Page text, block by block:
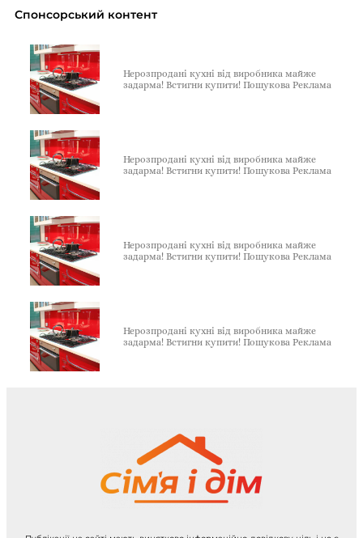
Спонсорський контент
Нерозпродані кухні від виробника майже
задарма! Встигни купити! Пошукова Реклама
Нерозпродані кухні від виробника майже
задарма! Встигни купити! Пошукова Реклама
Нерозпродані кухні від виробника майже
задарма! Встигни купити! Пошукова Реклама
Нерозпродані кухні від виробника майже
задарма! Встигни купити! Пошукова Реклама